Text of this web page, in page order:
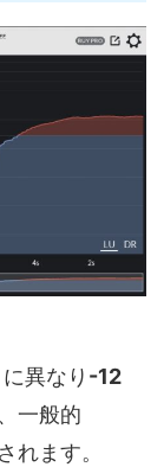
異なり -12
一般的
れます。